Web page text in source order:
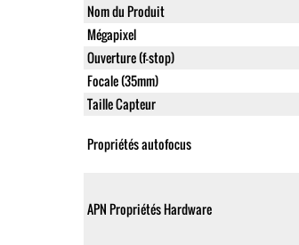
Nom du Produit
Mégapixel
Ouverture (f-stop)
Focale (35mm)
Taille Capteur
Propriétés autofocus
APN Propriétés Hardware